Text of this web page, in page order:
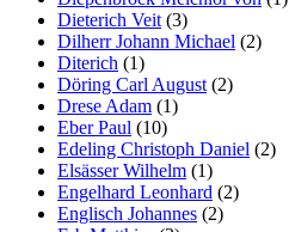
Dieterich Veit (3)
Dilherr Johann Michael (2)
Diterich (1)
Döring Carl August (2)
Drese Adam (1)
Eber Paul (10)
Edeling Christoph Daniel (2)
Elsässer Wilhelm (1)
Engelhard Leonhard (2)
Englisch Johannes (2)